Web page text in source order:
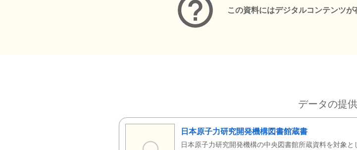
この資料にはデジタルコンテンツが
データの提
日本原子力研究開発機構図書館蔵書
日本原子力研究開発機構の中央図書館所蔵資料を対象